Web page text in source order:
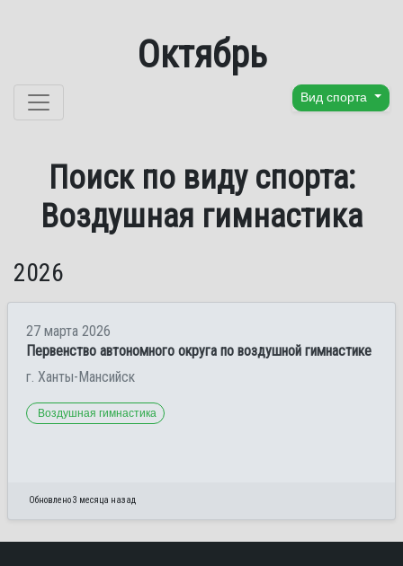
Октябрь
Перейти к содержанию Вид спорта
Поиск по виду спорта:
Воздушная гимнастика
2026
27 марта 2026
Первенство автономного округа по воздушной гимнастике
г. Ханты-Мансийск
Воздушная гимнастика
Обновлено 3 месяца назад